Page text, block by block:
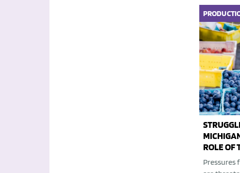
ROLE OF
Pressures